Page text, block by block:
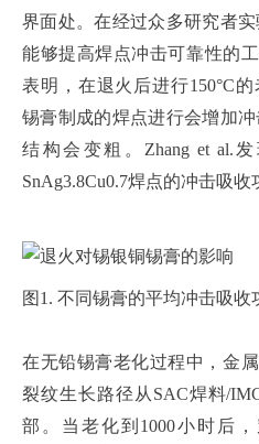
界面处。在经过众多研究者
能够提高焊点冲击可靠性的工
表明，在退火后进行150°C的
锡膏制成的焊点进行会增加
结构会变粗。Zhang et al.
SnAg3.8Cu0.7焊点的冲击吸收
图1. 不同锡膏的平均冲击吸收
在无铅锡膏老化过程中，金
裂纹生长路径从SAC焊料/
部。当老化到1000小时后